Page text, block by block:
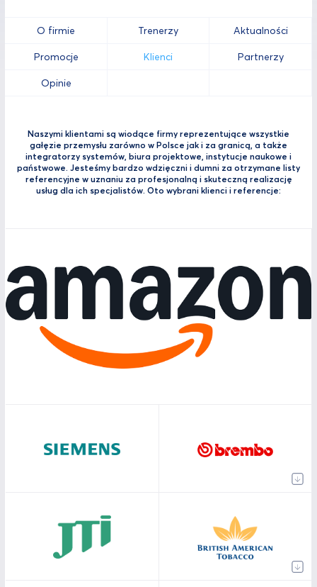
O firmie Trenerzy Aktualności
Promocje Klienci Partnerzy
Opinie
Naszymi klientami są wiodące firmy reprezentujące wszystkie
gałęzie przemysłu zarówno w Polsce jak i za granicą, a także
integratorzy systemów, biura projektowe, instytucje naukowe i
państwowe. Jesteśmy bardzo wdzięczni i dumni za otrzymane listy
referencyjne w uznaniu za profesjonalną i skuteczną realizację
usług dla ich specjalistów. Oto wybrani klienci i referencje: